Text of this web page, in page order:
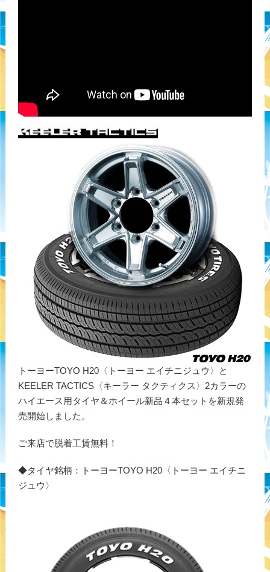
トーヨーTOYO H20〈トーヨー エイチニジュウ〉と
KEELER TACTICS〈キーラー タクティクス〉2カラーの
ハイエース用タイヤ＆ホイール新品４本セットを新規発
売開始しました。
ご来店で脱着工賃無料！
◆タイヤ銘柄：トーヨーTOYO H20〈トーヨー エイチニ
ジュウ〉